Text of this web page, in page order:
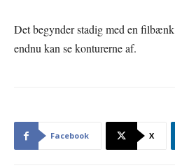
Det begynder stadig med en
endnu kan se konturerne af.
Facebook X